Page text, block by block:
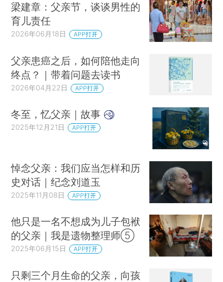
梁建章：父亲节，谈谈男性的
育儿责任
2026年06月18日 APP打开
父亲患癌之后，如何陪他走向
终点？｜带着问题去读书
2026年04月22日 APP打开
冬至，忆父亲｜故事
2025年12月21日 APP打开
悼念父亲：我们应当怎样和历
史对话｜纪念刘道玉
2025年11月08日 APP打开
他只是一名不想成为儿子包袱
的父亲｜我是遗物整理师⑤
2025年06月15日 APP打开
只剩三个月生命的父亲，向孩